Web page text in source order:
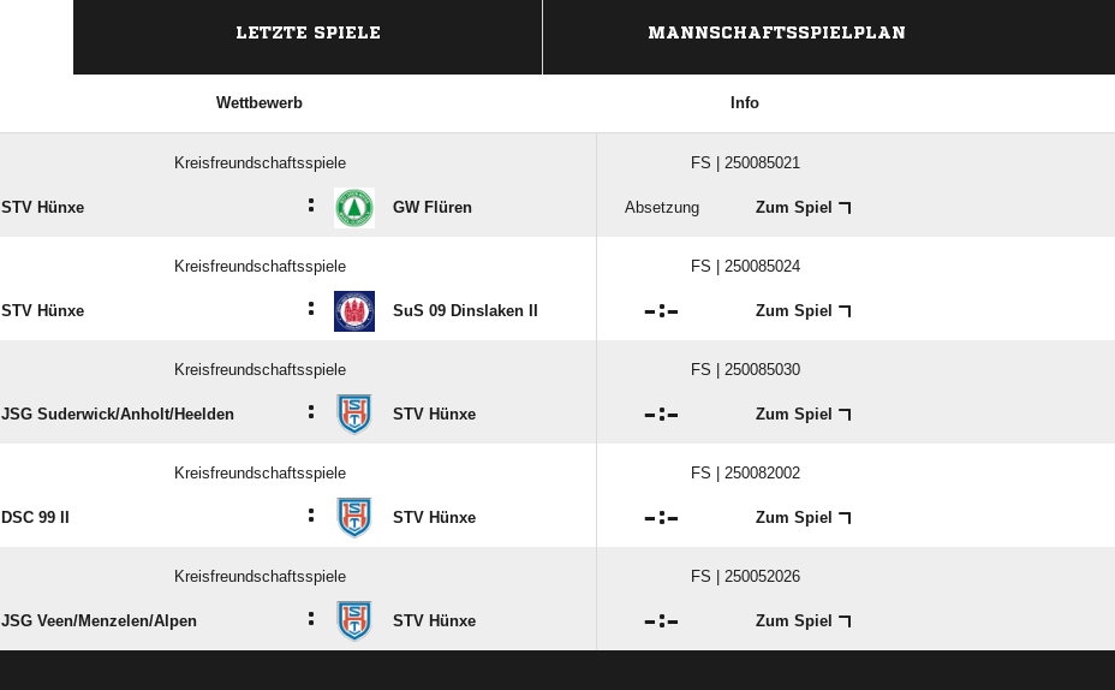
LETZTE SPIELE MANNSCHAFTSSPIELPLAN
Wettbewerb Info
Kreisfreundschaftsspiele FS | 250085021
STV Hünxe : GW Flüren Absetzung Zum Spiel
Kreisfreundschaftsspiele FS | 250085024
STV Hünxe : SuS 09 Dinslaken II : Zum Spiel
Kreisfreundschaftsspiele FS | 250085030
JSG Suderwick/​Anholt/​Heelden : STV Hünxe : Zum Spiel
Kreisfreundschaftsspiele FS | 250082002
DSC 99 II : STV Hünxe : Zum Spiel
Kreisfreundschaftsspiele FS | 250052026
JSG Veen/​Menzelen/​Alpen : STV Hünxe : Zum Spiel